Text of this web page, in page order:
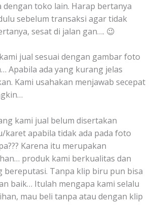
dengan toko lain. Harap bertanya
sebelum transaksi agar tidak
sesat di jalan gan…. 😉
jual sesuai dengan gambar foto
Apabila ada yang kurang jelas
Kami usahakan menjawab secepat
kami jual belum disertakan
karet apabila tidak ada pada foto
Karena itu merupakan
produk kami berkualitas dan
bereputasi. Tanpa klip biru pun bisa
baik… Itulah mengapa kami selalu
mau beli tanpa atau dengan klip